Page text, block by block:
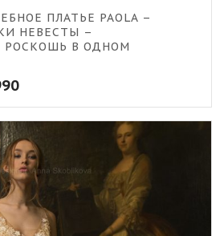
ПЛАТЬЕ PAOLA –
НЕВЕСТЫ –
РОСКОШЬ В ОДНОМ